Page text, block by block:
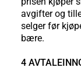
avgifter og
selger før
bære.
4